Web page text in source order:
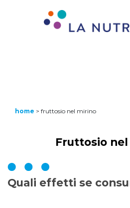
home > fruttosio nel mirino
Fruttosio
Quali effetti se